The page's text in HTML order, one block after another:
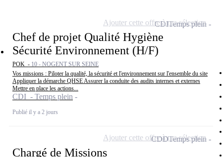
Chef de projet Qualité Hygiène
Sécurité Environnement (H/F)
POK - 10 - NOGENT SUR SEINE
Vos missions : Piloter la qualité, la sécurité et l'environnement sur l'ensemble du site
Appliquer la démarche QHSE Assurer la conduite des audits internes et externes
Mettre en place les actions...
CDI - Temps plein
Publié il y a 2 jours
CDITemps plein
Ajouter cette offre à ma sélection
Chargé de Missions
CDDTemps plein
Ajouter cette offre à ma sélection